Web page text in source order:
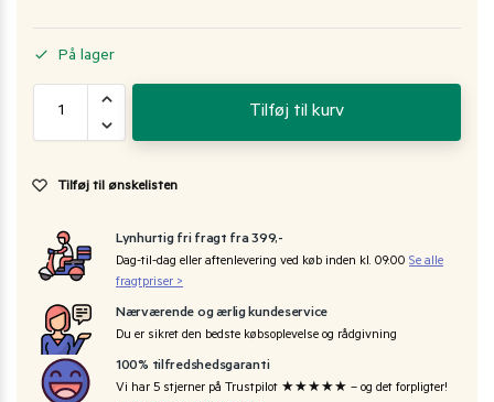
På lager
Tilføj til kurv
Tilføj til ønskelisten
Lynhurtig fri fragt fra 399,-
Dag-til-dag eller aftenlevering ved køb inden kl. 09:00 Se alle
fragtpriser >
Nærværende og ærlig kundeservice
Du er sikret den bedste købsoplevelse og rådgivning
100% tilfredshedsgaranti
Vi har 5 stjerner på Trustpilot ★★★★★ – og det forpligter!